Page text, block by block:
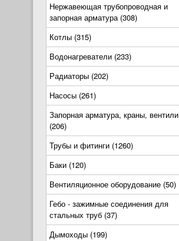
Нержавеющая трубопроводная и
запорная арматура (308)
Котлы (315)
Водонагреватели (233)
Радиаторы (202)
Насосы (261)
Запорная арматура, краны, вентили
(206)
Трубы и фитинги (1260)
Баки (120)
Вентиляционное оборудование (50)
Гебо - зажимные соединения для
стальных труб (37)
Дымоходы (199)